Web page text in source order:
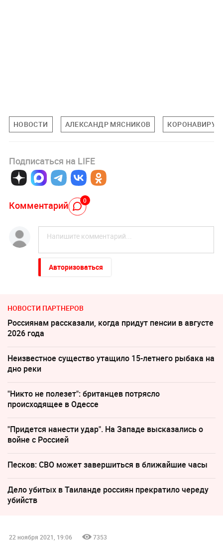
НОВОСТИ АЛЕКСАНДР МЯСНИКОВ КОРОНАВИРУС
Подписаться на LIFE
Комментарий 0
Авторизоваться
НОВОСТИ ПАРТНЕРОВ
Россиянам рассказали, когда придут пенсии в августе
2026 года
Неизвестное существо утащило 15-летнего рыбака на
дно реки
"Никто не полезет": британцев потрясло
происходящее в Одессе
"Придется нанести удар". На Западе высказались о
войне с Россией
Песков: СВО может завершиться в ближайшие часы
Дело убитых в Таиланде россиян прекратило череду
убийств
22 ноября 2021, 19:06 7353